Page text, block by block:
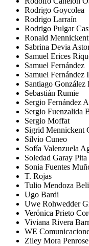
Rodrigo Goycolea
Rodrigo Larraín
Rodrigo Pulgar
Ronald
Sabrina Devia
Samuel Erices
Samuel Fernández
Samuel Fernández
Santiago González
Sebastián Rumie
Sergio Fernández
Sergio Fuenzalida
Sergio Moffat
Sigrid Mennickent
Silvio Cuneo
Sofía Valenzuela
Soledad Garay Pita
Sonia Fuentes
T. Rojas
Tulio Mendoza
Ugo Bardi
Uwe Rohwedder
Verónica Prieto
Viviana Rivera
WE
Ziley Mora Penrose